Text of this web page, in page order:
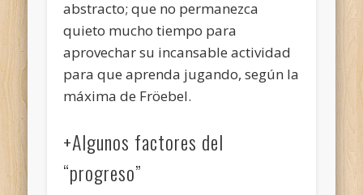
abstracto; que no permanezca
quieto mucho tiempo para
aprovechar su incansable actividad
para que aprenda jugando, según la
máxima de Fröebel.
+Algunos factores del
“progreso”